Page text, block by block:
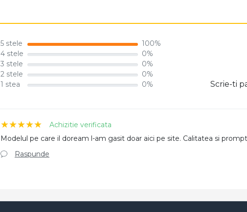
5 stele
100%
4 stele
0%
3 stele
0%
2 stele
0%
1 stea
0% Scrie-ti
Achizitie verificata
Modelul pe care il doream l-am gasit doar aici pe site. Calitatea si
Raspunde